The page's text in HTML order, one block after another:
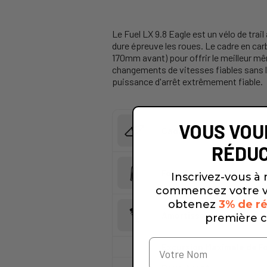
Le Fuel LX 9.8 Eagle est un vélo de
dure épreuve les roues. Le cadre en
170mm avant) pour offrir le meilleur
changements de vitesses fiables
puissance d'arrêt extrêmement fiable.
Cadre
Fourche
Amortisseur
VOUS
Inscrivez-vous
commencez votre
obtenez 3% de
première